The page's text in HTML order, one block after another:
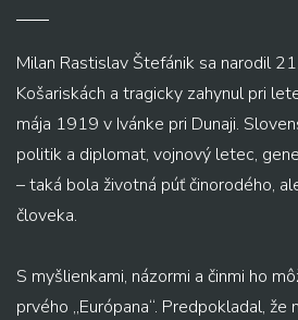
Milan Rastislav Štefánik sa narodil
Košariskách a tragicky zahynul pri
mája 1919 v Ivánke pri Dunaji.
politik a diplomat, vojnový letec,
– taká bola životná púť činorodého,
človeka.
S myšlienkami, názormi a činmi ho
prvého „Európana“. Predpokladal,